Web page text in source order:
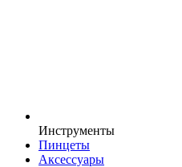
Инструменты
Пинцеты
Аксессуары